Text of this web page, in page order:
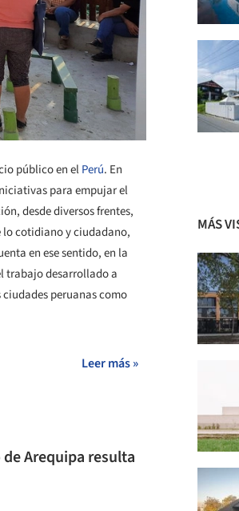
público en elPerú. En
para empujar el
desde diversos frentes,
lo cotidiano y ciudadano,
en ese sentido, en la
trabajo desarrollado a
peruanas como
Leer más »
Arequipa resulta
MÁS